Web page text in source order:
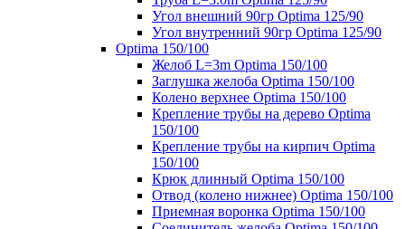
Угол внешний 90гр Optima 125/90
Угол внутренний 90гр Optima 125/90
Optima 150/100
Желоб L=3m Optima 150/100
Заглушка желоба Optima 150/100
Колено верхнее Optima 150/100
Крепление трубы на дерево Optima
150/100
Крепление трубы на кирпич Optima
150/100
Крюк длинный Optima 150/100
Отвод (колено нижнее) Optima 150/100
Приемная воронка Optima 150/100